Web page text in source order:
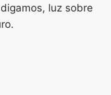
luz sobre